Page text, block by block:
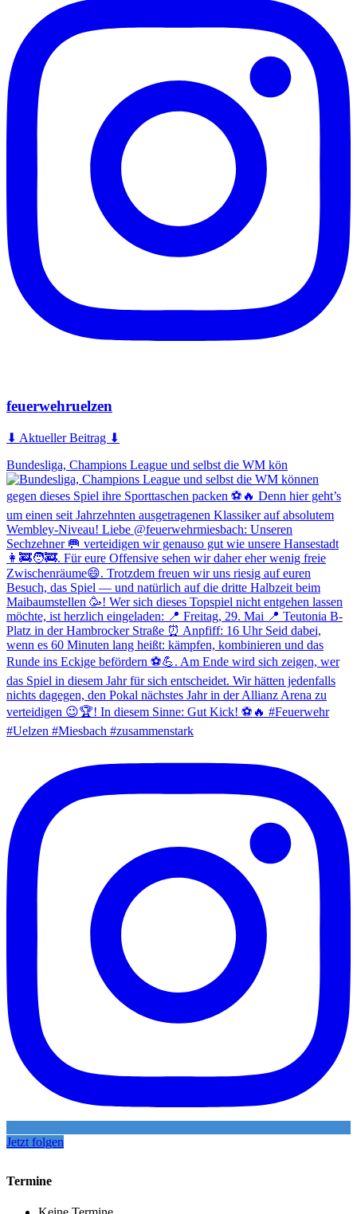
feuerwehruelzen
⬇ Aktueller Beitrag ⬇
Bundesliga, Champions League und selbst die WM kön
Jetzt folgen
Termine